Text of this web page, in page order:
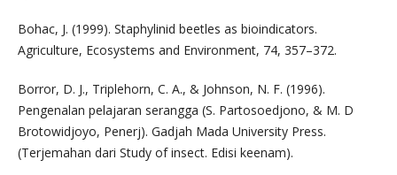
Bohac, J. (1999). Staphylinid beetles as bioindicators.
Agriculture, Ecosystems and Environment, 74, 357–372.
Borror, D. J., Triplehorn, C. A., & Johnson, N. F. (1996).
Pengenalan pelajaran serangga (S. Partosoedjono, & M. D
Brotowidjoyo, Penerj). Gadjah Mada University Press.
(Terjemahan dari Study of insect. Edisi keenam).